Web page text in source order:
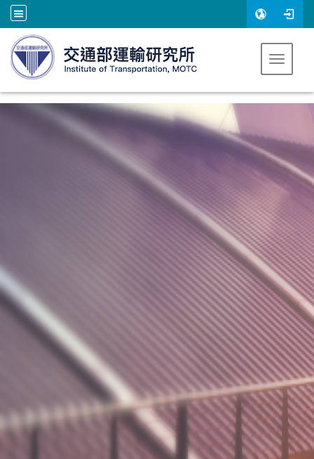
跳到主要內容
Toggle